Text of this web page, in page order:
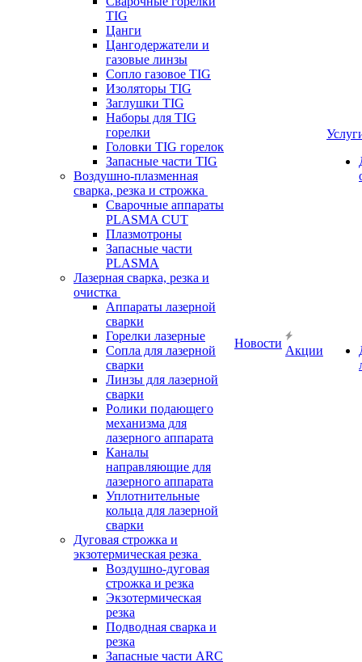
TIG
Цанги
Цангодержатели и
газовые линзы
Сопло газовое TIG
Изоляторы TIG
Заглушки TIG
Наборы для TIG
горелки
Головки TIG горелок
Запасные части TIG
Воздушно-плазменная
сварка, резка и строжка
Сварочные аппараты
PLASMA CUT
Плазмотроны
Запасные части
PLASMA
Лазерная сварка, резка и
очистка
Аппараты лазерной
сварки
Горелки лазерные
Сопла для лазерной
сварки
Линзы для лазерной
сварки
Ролики подающего
механизма для
лазерного аппарата
Каналы
направляющие для
лазерного аппарата
Уплотнительные
кольца для лазерной
сварки
Дуговая строжка и
экзотермическая резка
Воздушно-дуговая
строжка и резка
Экзотермическая
резка
Подводная сварка и
резка
Запасные части ARC
Новости
Акции